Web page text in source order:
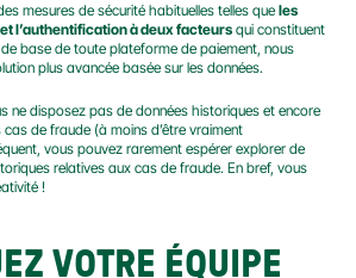
mesures de sécurité habituelles telles que les
l’authentification à deux facteurs qui constituent
base de toute plateforme de paiement, nous
plus avancée basée sur les données.
ne disposez pas de données historiques et encore
de fraude (à moins d’être vraiment
vous pouvez rarement espérer explorer de
relatives aux cas de fraude. En bref, vous
!
VOTRE ÉQUIPE